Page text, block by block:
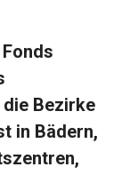
Bezirke
in Bädern,